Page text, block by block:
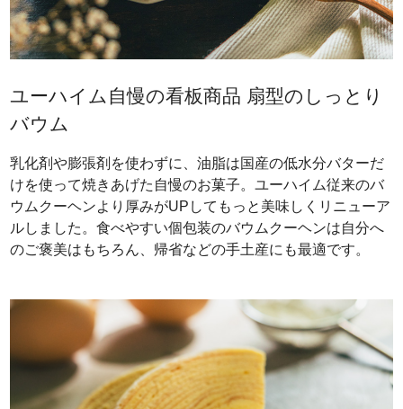
ユーハイム自慢の看板商品 扇型のしっとり
バウム
乳化剤や膨張剤を使わずに、油脂は国産の低水分バターだ
けを使って焼きあげた自慢のお菓子。ユーハイム従来のバ
ウムクーヘンより厚みがUPしてもっと美味しくリニューア
ルしました。食べやすい個包装のバウムクーヘンは自分へ
のご褒美はもちろん、帰省などの手土産にも最適です。